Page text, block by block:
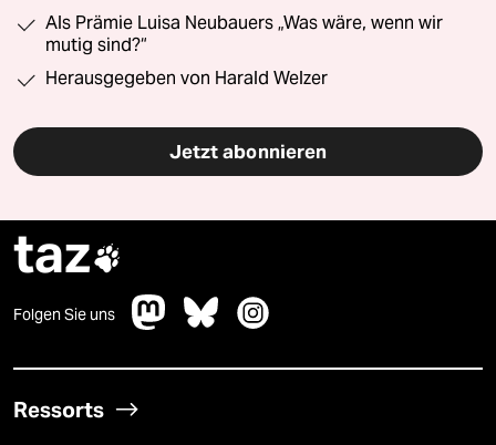
Als Prämie Luisa Neubauers „Was wäre, wenn wir
mutig sind?“
Herausgegeben von Harald Welzer
Jetzt abonnieren
taz
Folgen Sie uns
Ressorts